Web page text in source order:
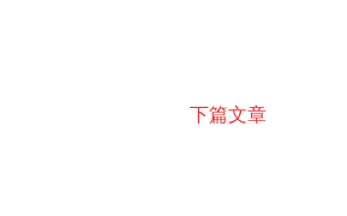
下篇文章